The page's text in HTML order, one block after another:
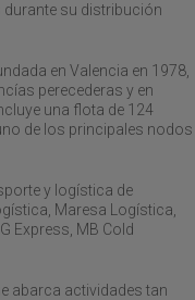
su distribución
en Valencia en 1978,
perecederas y en
una flota de 124
de los principales nodos
y logística de
Maresa Logística,
Express, MB Cold
abarca actividades tan